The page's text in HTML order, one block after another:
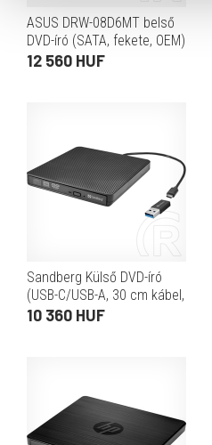
ASUS DRW-08D6MT belső
DVD-író (SATA, fekete, OEM)
12 560 HUF
Sandberg Külső DVD-író
(USB-C/USB-A, 30 cm kábel,
CD 24x, DVD 24x, DVD írás
10 360 HUF